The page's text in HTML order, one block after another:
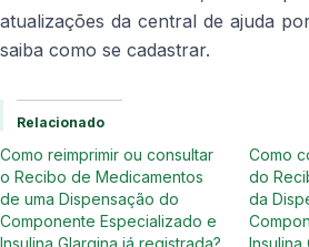
atualizações da central de ajuda
saiba como se cadastrar.
Relacionado
Como reimprimir ou consultar
o Recibo de Medicamentos
de uma Dispensação do
Componente Especializado e
Insulina Glargina já registrada?
Como
do
da
Insulina